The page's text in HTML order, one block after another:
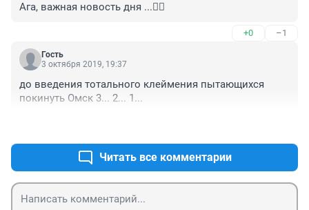
Ага, важная новость дня ...🤦‍♀️
+0 –1
Гость
3 октября 2019, 19:37
до введения тотального клеймения пытающихся
покинуть Омск 3... 2... 1...
Читать все комментарии